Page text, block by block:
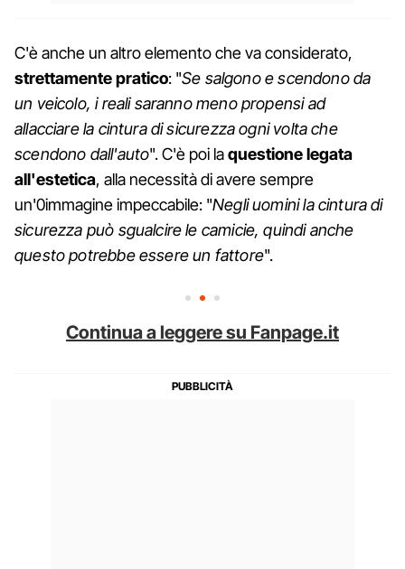
C'è anche un altro elemento che va considerato,
strettamente pratico: "Se salgono e scendono da
un veicolo, i reali saranno meno propensi ad
allacciare la cintura di sicurezza ogni volta che
scendono dall'auto". C'è poi laquestione legata
all'estetica, alla necessità di avere sempre
un'0immagine impeccabile: "Negli uomini la cintura di
sicurezza può sgualcire le camicie, quindi anche
questo potrebbe essere un fattore".
Continua a leggere su Fanpage.it